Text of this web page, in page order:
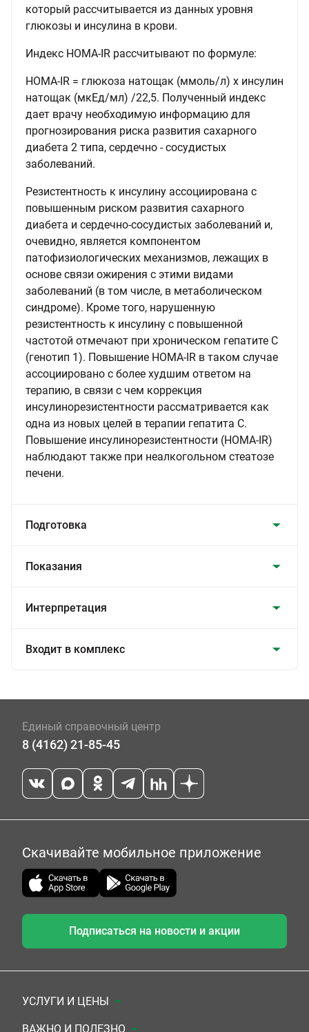
который рассчитывается из данных уровня
глюкозы и инсулина в крови.
Индекс HOMA-IR рассчитывают по формуле:
HOMA-IR = глюкоза натощак (ммоль/л) х инсулин
натощак (мкЕд/мл) /22,5. Полученный индекс
дает врачу необходимую информацию для
прогнозирования риска развития сахарного
диабета 2 типа, сердечно - сосудистых
заболеваний.
Резистентность к инсулину ассоциирована с
повышенным риском развития сахарного
диабета и сердечно-сосудистых заболеваний и,
очевидно, является компонентом
патофизиологических механизмов, лежащих в
основе связи ожирения с этими видами
заболеваний (в том числе, в метаболическом
синдроме). Кроме того, нарушенную
резистентность к инсулину с повышенной
частотой отмечают при хроническом гепатите С
(генотип 1). Повышение HOMA-IR в таком случае
ассоциировано с более худшим ответом на
терапию, в связи с чем коррекция
инсулинорезистентности рассматривается как
одна из новых целей в терапии гепатита С.
Повышение инсулинорезистентности (HOMA-IR)
наблюдают также при неалкогольном стеатозе
печени.
Подготовка
Показания
Интерпретация
Входит в комплекс
Единый справочный центр
8 (4162) 21-85-45
Скачивайте мобильное приложение
Подписаться на новости и акции
УСЛУГИ И ЦЕНЫ
Анализы
ВАЖНО И ПОЛЕЗНО